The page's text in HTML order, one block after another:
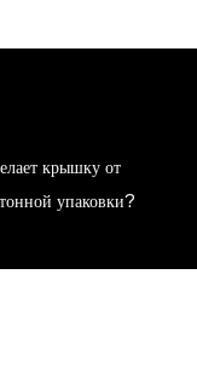
крышку от
упаковки?